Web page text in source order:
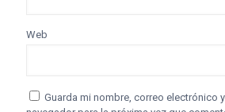
Web
Guarda mi nombre, correo electrónico